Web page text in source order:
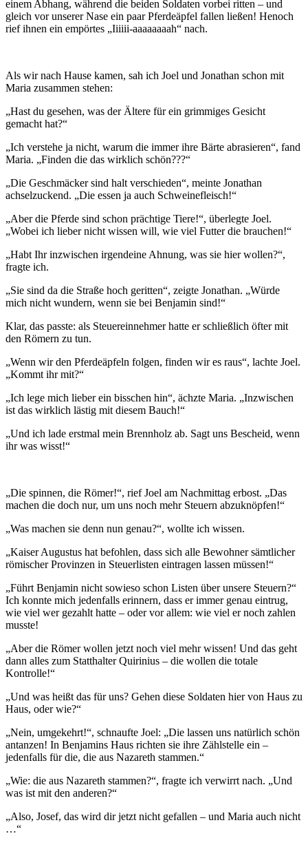
einem Abhang, während die beiden Soldaten vorbei ritten – und
gleich vor unserer Nase ein paar Pferdeäpfel fallen ließen! Henoch
rief ihnen ein empörtes „Iiiiii-aaaaaaaah“ nach.
Als wir nach Hause kamen, sah ich Joel und Jonathan schon mit
Maria zusammen stehen:
„Hast du gesehen, was der Ältere für ein grimmiges Gesicht
gemacht hat?“
„Ich verstehe ja nicht, warum die immer ihre Bärte abrasieren“, fand
Maria. „Finden die das wirklich schön???“
„Die Geschmäcker sind halt verschieden“, meinte Jonathan
achselzuckend. „Die essen ja auch Schweinefleisch!“
„Aber die Pferde sind schon prächtige Tiere!“, überlegte Joel.
„Wobei ich lieber nicht wissen will, wie viel Futter die brauchen!“
„Habt Ihr inzwischen irgendeine Ahnung, was sie hier wollen?“,
fragte ich.
„Sie sind da die Straße hoch geritten“, zeigte Jonathan. „Würde
mich nicht wundern, wenn sie bei Benjamin sind!“
Klar, das passte: als Steuereinnehmer hatte er schließlich öfter mit
den Römern zu tun.
„Wenn wir den Pferdeäpfeln folgen, finden wir es raus“, lachte Joel.
„Kommt ihr mit?“
„Ich lege mich lieber ein bisschen hin“, ächzte Maria. „Inzwischen
ist das wirklich lästig mit diesem Bauch!“
„Und ich lade erstmal mein Brennholz ab. Sagt uns Bescheid, wenn
ihr was wisst!“
„Die spinnen, die Römer!“, rief Joel am Nachmittag erbost. „Das
machen die doch nur, um uns noch mehr Steuern abzuknöpfen!“
„Was machen sie denn nun genau?“, wollte ich wissen.
„Kaiser Augustus hat befohlen, dass sich alle Bewohner sämtlicher
römischer Provinzen in Steuerlisten eintragen lassen müssen!“
„Führt Benjamin nicht sowieso schon Listen über unsere Steuern?“
Ich konnte mich jedenfalls erinnern, dass er immer genau eintrug,
wie viel wer gezahlt hatte – oder vor allem: wie viel er noch zahlen
musste!
„Aber die Römer wollen jetzt noch viel mehr wissen! Und das geht
dann alles zum Statthalter Quirinius – die wollen die totale
Kontrolle!“
„Und was heißt das für uns? Gehen diese Soldaten hier von Haus zu
Haus, oder wie?“
„Nein, umgekehrt!“, schnaufte Joel: „Die lassen uns natürlich schön
antanzen! In Benjamins Haus richten sie ihre Zählstelle ein –
jedenfalls für die, die aus Nazareth stammen.“
„Wie: die aus Nazareth stammen?“, fragte ich verwirrt nach. „Und
was ist mit den anderen?“
„Also, Josef, das wird dir jetzt nicht gefallen – und Maria auch nicht
…“